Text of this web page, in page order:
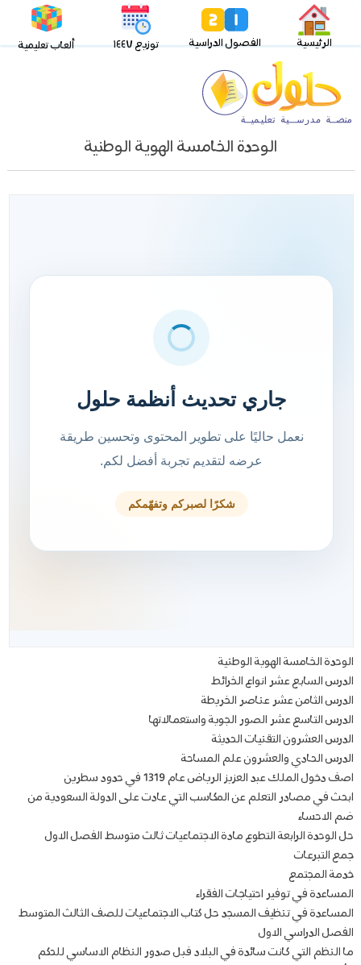
الرئيسية الفصول الدراسية توزيع ١٤٤٧ ألعاب تعليمية
الوحدة الخامسة الهوية الوطنية
الوحدة الخامسة الهوية الوطنية
الدرس السابع عشر انواع الخرائط
الدرس الثامن عشر عناصر الخريطة
الدرس التاسع عشر الصور الجوية واستعمالاتها
الدرس العشرون التقنيات الحديثة
الدرس الحادي والعشرون علم المساحة
اصف دخول الملك عبد العزيز الرياض عام 1319 في حدود سطرين
ابحث في مصادر التعلم عن المكاسب التي عادت على الدولة السعودية من
ضم الاحساء
حل الوحدة الرابعة التطوع مادة الاجتماعيات ثالث متوسط الفصل الاول
جمع التبرعات
خدمة المجتمع
المساعدة في توفير احتياجات الفقراء
المساعدة في تنظيف المسجد حل كتاب الاجتماعيات للصف الثالث المتوسط
الفصل الدراسي الاول
ما النظم التي كانت سائدة في البلاد فبل صدور النظام الاساسي للحكم